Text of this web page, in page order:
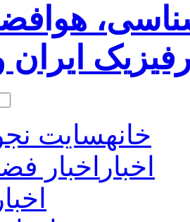
ایران
خانهسایت
اخبار اخبار